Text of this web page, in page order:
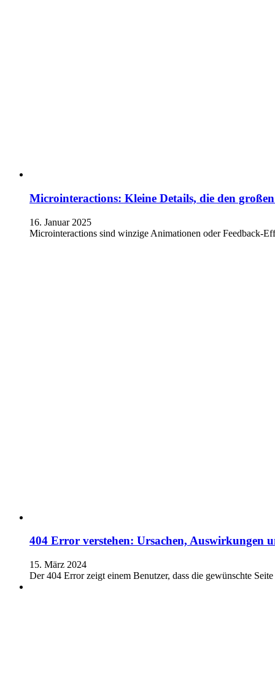
Microinteractions: Kleine Details, die den
16. Januar 2025
Microinteractions sind winzige Animationen oder Feedback-
404 Error verstehen: Ursachen, Auswirkungen
15. März 2024
Der 404 Error zeigt einem Benutzer, dass die gewünschte